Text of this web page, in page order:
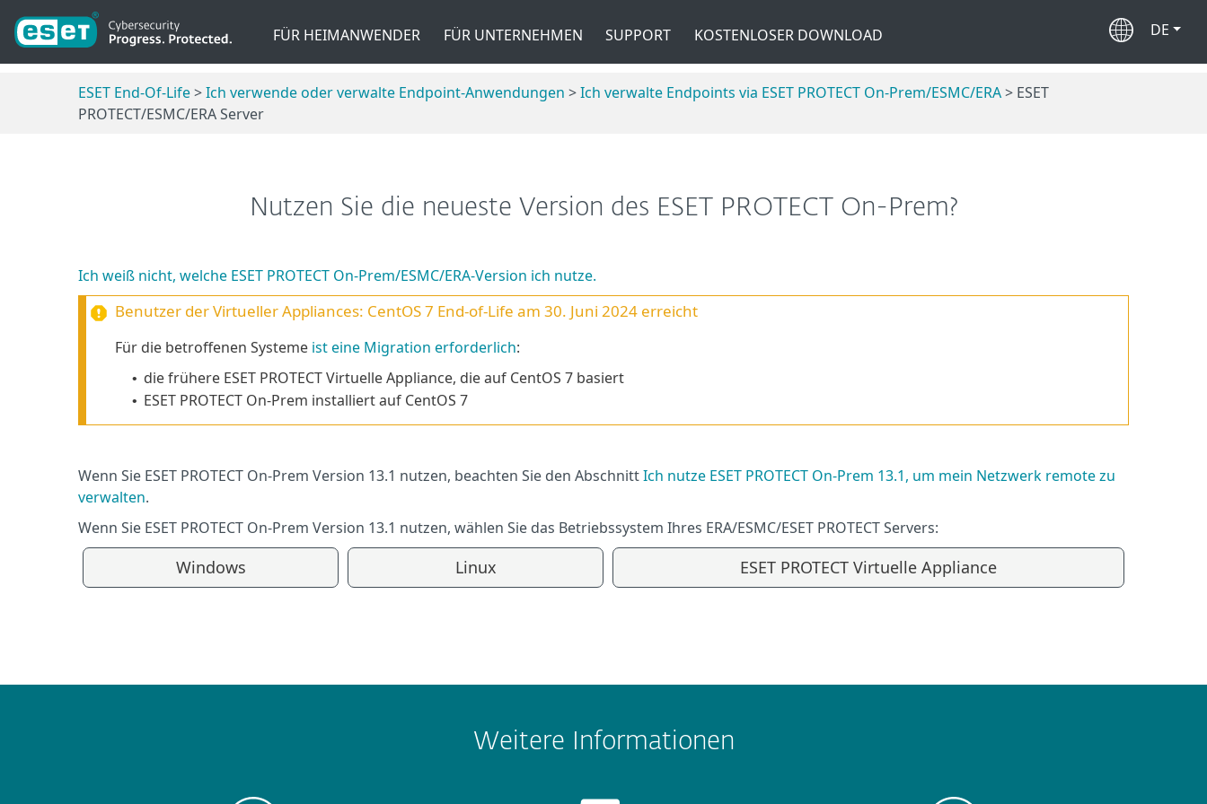
FÜR HEIMANWENDER FÜR UNTERNEHMEN SUPPORT KOSTENLOSER DOWNLOAD DE
ESET End-Of-Life>Ich verwende oder verwalte Endpoint-Anwendungen >Ich verwalte Endpoints via ESET PROTECT On-Prem/ESMC/ERA> ESET
PROTECT/ESMC/ERA Server
Nutzen Sie die neueste Version des ESET PROTECT On-Prem?
Ich weiß nicht, welche ESET PROTECT On-Prem/ESMC/ERA-Version ich nutze.
Benutzer der Virtueller Appliances: CentOS 7 End-of-Life am 30. Juni 2024 erreicht
Für die betroffenen Systeme ist eine Migration erforderlich:
• die frühere ESET PROTECT Virtuelle Appliance, die auf CentOS 7 basiert
• ESET PROTECT On-Prem installiert auf CentOS 7
Wenn Sie ESET PROTECT On-Prem Version 13.1 nutzen, beachten Sie den AbschnittIch nutze ESET PROTECT On-Prem 13.1, um mein Netzwerk remote zu
verwalten.
Wenn Sie ESET PROTECT On-Prem Version 13.1 nutzen, wählen Sie das Betriebssystem Ihres ERA/ESMC/ESET PROTECT Servers:
Windows Linux ESET PROTECT Virtuelle Appliance
Weitere Informationen